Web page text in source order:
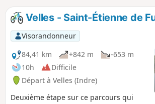
Velles - Saint-Étienne de
Visorandonneur
84,41 km
+842 m
-653 m
10h
Difficile
Départ à Velles (Indre)
Deuxième étape sur ce parcours qui